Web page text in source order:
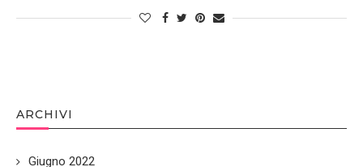
ARCHIVI
Giugno 2022